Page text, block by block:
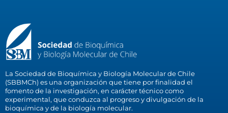
La Sociedad de Bioquímica y Biología Molecular de Chile
(SBBMCh) es una organización que tiene por finalidad el
fomento de la investigación, en carácter técnico como
experimental, que conduzca al progreso y divulgación de la
bioquímica y de la biología molecular.